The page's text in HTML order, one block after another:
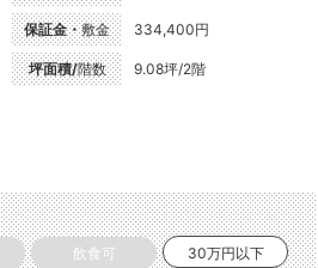
保証金・敷金 334,400円
坪面積/階数 9.08坪/2階
飲食可 30万円以下